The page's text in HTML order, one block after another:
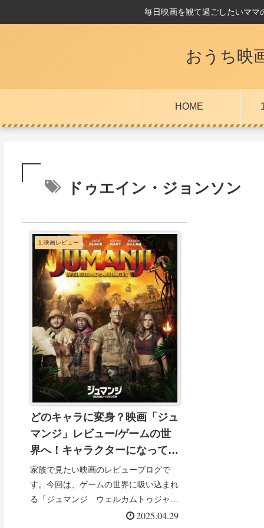
毎日映画を観て過ごしたいママ
おうち映
HOME
ドゥエイン・ジョンソン
1.映画レビュー
どのキャラに変身？映画「ジュ
マンジ」レビュー/ゲームの世
界へ！キャラクターになって冒
険しよう
家族で見たい映画のレビューブログで
す。今回は、ゲームの世界に吸い込まれ
る「ジュマンジ ウェルカムトゥジャン
グル」のお話。ゲームのキャラクターに
2025.04.29